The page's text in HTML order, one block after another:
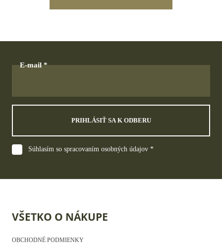
E-mail
PRIHLÁSIŤ SA K ODBERU
Súhlasím so spracovaním osobných údajov *
VŠETKO O NÁKUPE
OBCHODNÉ PODMIENKY